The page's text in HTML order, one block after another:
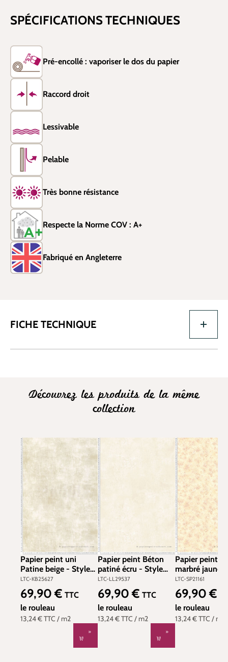
SPÉCIFICATIONS TECHNIQUES
Pré-encollé : vaporiser le dos du papier
Raccord droit
Lessivable
Pelable
Très bonne résistance
Respecte la Norme COV : A+
Fabriqué en Angleterre
FICHE TECHNIQUE
Découvrez les produits de la même
collection
Papier peint uni
Patine beige - Style
Cuisine 3 de Lutèce |
Réf. LTC-KB25627
LTC-KB25627
13,24 €TTC / m2
Prix régulier :
69,90 € TTC
le rouleau
Papier peint Béton
patiné écru - Style
Cuisine 3 de Lutèce |
Réf. LTC-LL29537
LTC-LL29537
13,24 €TTC / m2
Prix régulier :
69,90 € TTC
le rouleau
Papier peint
marbré jaune
- Style
Lutèce | Réf.
SP21161
LTC-SP21161
13,24 €TTC / m2
Prix régulier :
69,90 €
le rouleau